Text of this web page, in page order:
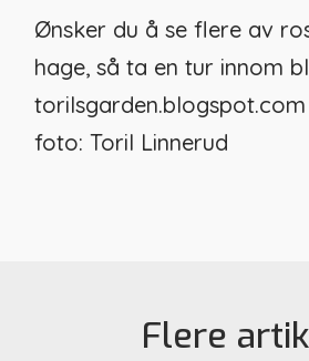
Ønsker du å se flere av
hage, så ta en tur innom
foto: Toril Linnerud
Flere